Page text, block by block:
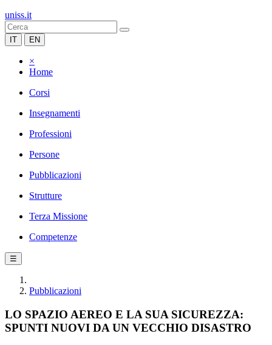
uniss.it
IT EN
×
Home
Corsi
Insegnamenti
Professioni
Persone
Pubblicazioni
Strutture
Terza Missione
Competenze
☰
Pubblicazioni
LO SPAZIO AEREO E LA SUA SICUREZZA:
SPUNTI NUOVI DA UN VECCHIO DISASTRO